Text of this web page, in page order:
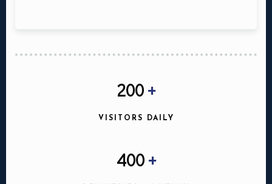
200 +
VISITORS DAILY
400 +